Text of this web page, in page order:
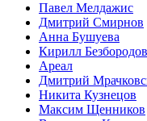
Павел Мелдажис
Дмитрий Смирнов
Анна Бушуева
Кирилл Безбородов
Ареал
Дмитрий
Никита Кузнецов
Максим Щенников